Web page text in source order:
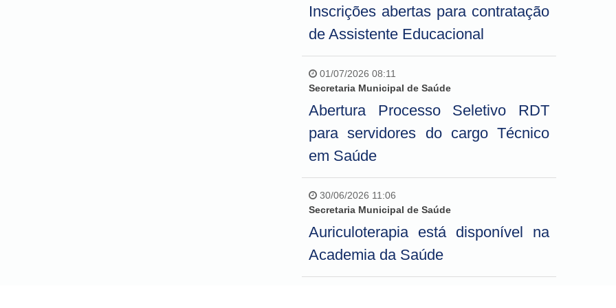
Inscrições abertas para contratação
de Assistente Educacional
01/07/2026 08:11
Secretaria Municipal de Saúde
Abertura Processo Seletivo RDT
para servidores do cargo Técnico
em Saúde
30/06/2026 11:06
Secretaria Municipal de Saúde
Auriculoterapia está disponível na
Academia da Saúde